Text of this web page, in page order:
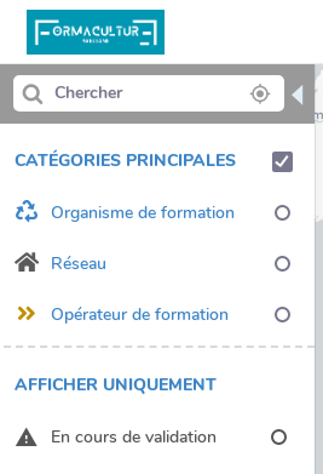
◀
CATÉGORIES PRINCIPALES
Organisme de formation
Réseau
Opérateur de formation
AFFICHER UNIQUEMENT
En cours de validation